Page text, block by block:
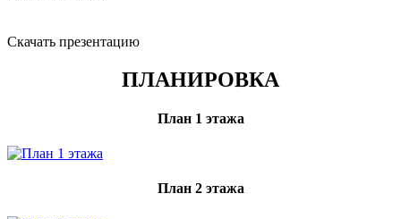
Скачать презентацию
ПЛАНИРОВКА
План 1 этажа
План 2 этажа